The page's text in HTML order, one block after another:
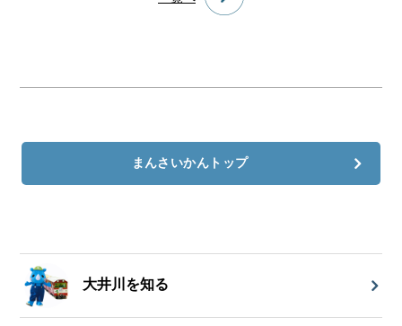
まんさいかんトップ
大井川を知る